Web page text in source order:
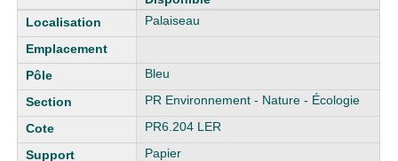
Palaiseau
Bleu
PR Environnement - Nature - Écologie
PR6.204 LER
Papier